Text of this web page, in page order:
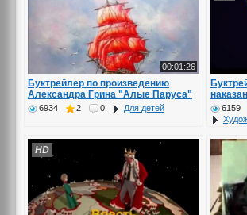
00:01:26
Буктрейлер по произведению
Александра Грина "Алые Паруса"
6934 2 0 Для детей 6159
HD